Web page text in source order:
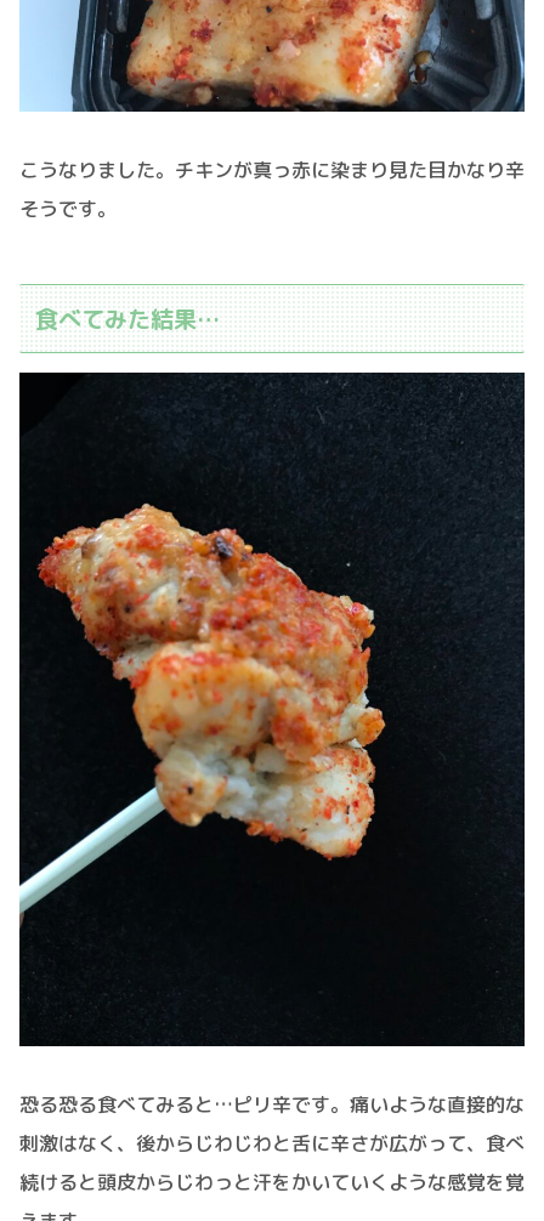
こうなりました。チキンが真っ赤に染まり見た目かなり辛
そうです。
食べてみた結果…
恐る恐る食べてみると…ピリ辛です。痛いような直接的な
刺激はなく、後からじわじわと舌に辛さが広がって、食べ
続けると頭皮からじわっと汗をかいていくような感覚を覚